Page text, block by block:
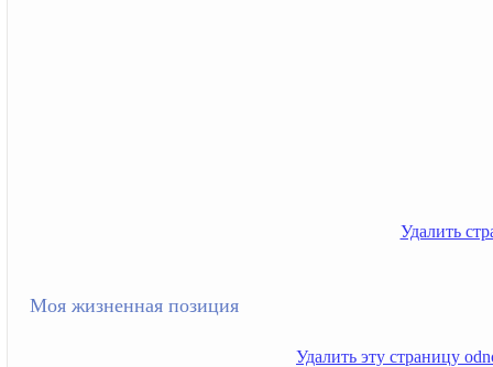
Удалить
Моя жизненная позиция
Удалить эту страницу